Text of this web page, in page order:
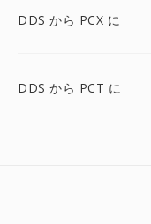
DDS から PCX に
DDS から PCT に